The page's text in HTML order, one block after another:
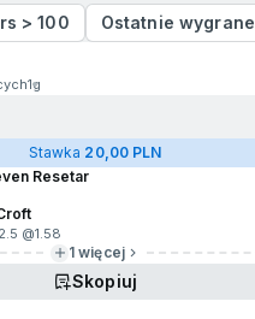
> 100 Ostatnie wygrane
1g
Stawka 20,00 PLN
Resetar
@1.58
1 więcej
Skopiuj